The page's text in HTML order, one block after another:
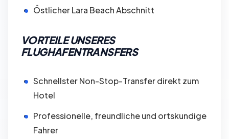
Östlicher Lara Beach Abschnitt
VORTEILE UNSERES
FLUGHAFENTRANSFERS
Schnellster Non-Stop-Transfer direkt zum
Hotel
Professionelle, freundliche und ortskundige
Fahrer